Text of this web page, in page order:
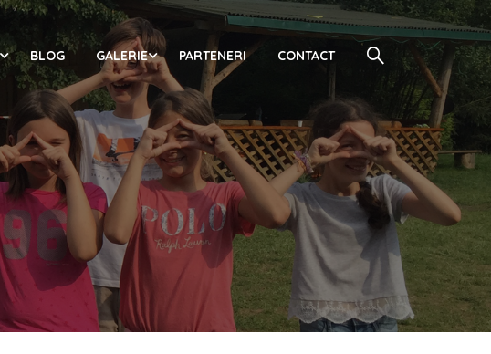
BLOG GALERIE PARTENERI CONTACT